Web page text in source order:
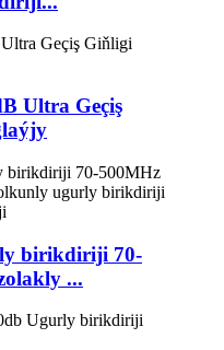
Ultra Geçiş
birikdiriji 70-
...